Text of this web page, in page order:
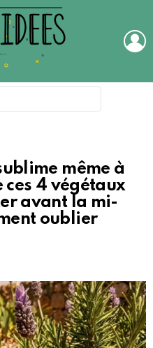
même à
ces 4 végétaux
avant la mi-
oublier